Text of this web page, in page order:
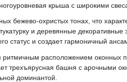
крыша с широкими
бежево-охристых тонах, что
и деревянные
статус и создает гармоничный
ритмичным расположением
трехъярусная башня с арочными
доминантой.